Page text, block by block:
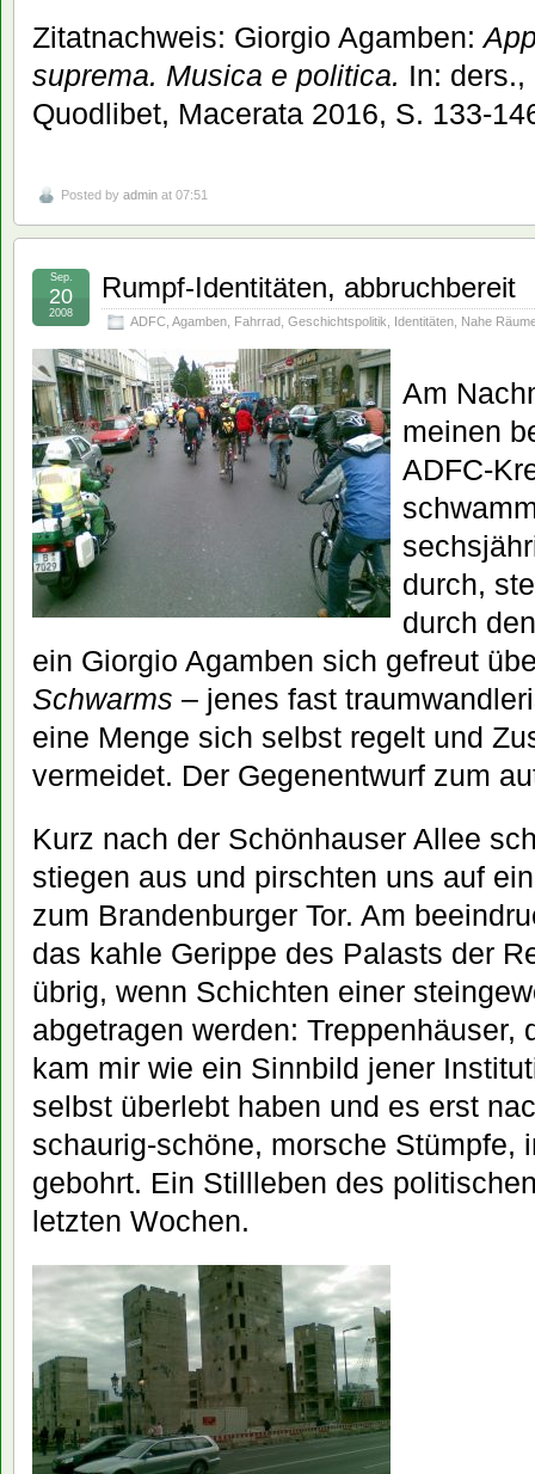
Zitatnachweis: Giorgio Agamben:
suprema. Musica e politica. In: ders.,
Quodlibet, Macerata 2016, S. 133-
Posted by admin at 07:51
Rumpf-Identitäten, abbruchbereit
ADFC, Agamben, Fahrrad, Geschichtspolitik, Identitäten, Nahe
Sep.
20
2008
Am
meinen
ADFC-
durch,
durch
ein Giorgio Agamben sich gefreut
Schwarms – jenes fast
eine Menge sich selbst regelt und
vermeidet. Der Gegenentwurf zum
Kurz nach der Schönhauser Allee
stiegen aus und pirschten uns auf
zum Brandenburger Tor. Am
das kahle Gerippe des Palasts der
übrig, wenn Schichten einer
abgetragen werden: Treppenhäuser,
kam mir wie ein Sinnbild jener
selbst überlebt haben und es erst
schaurig-schöne, morsche Stümpfe,
gebohrt. Ein Stillleben des
letzten Wochen.